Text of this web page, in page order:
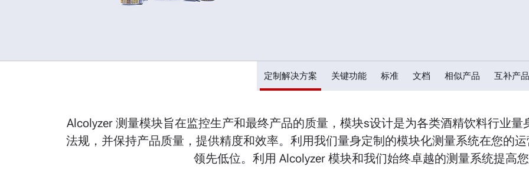
Alcolyzer 模块 3001
定制解决方案 关键功能 标准 文档 相似产品 互补产品
Alcolyzer 测量模块旨在监控生产和最终产品的质量，模块s设计是为各类酒精饮料行业
法规，并保持产品质量，提供精度和效率。利用我们量身定制的模块化测量系统在您的
领先低位。利用 Alcolyzer 模块和我们始终卓越的测量系统提高您